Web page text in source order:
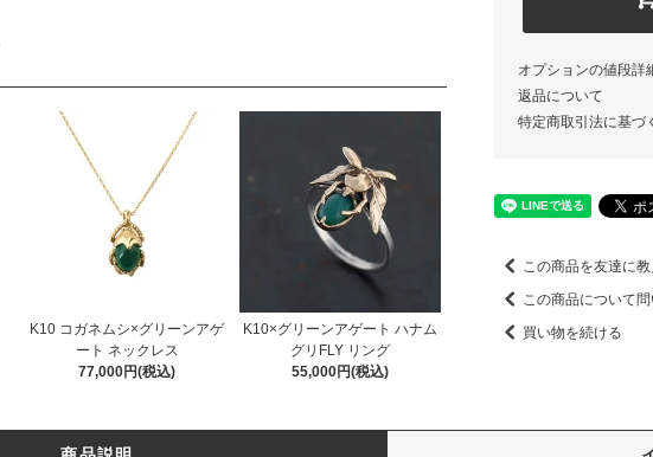
K10 コガネムシ×グリーンアゲ
ート ネックレス
77,000円(税込)
K10×グリーンアゲート ハナム
グリFLY リング
55,000円(税込)
オプションの値段詳
返品について
特定商取引法に基づ
この商品を友達に
この商品について
買い物を続ける